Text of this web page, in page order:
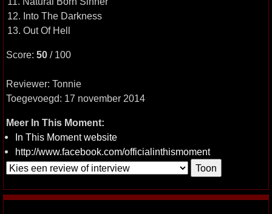
12. Into The Darkness
13. Out Of Hell
Score: 50 / 100
Reviewer: Tonnie
Toegevoegd: 17 november 2014
Meer In This Moment:
In This Moment website
http://www.facebook.com/officialinthismoment